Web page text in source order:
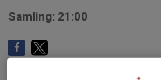
Samling: 21:00